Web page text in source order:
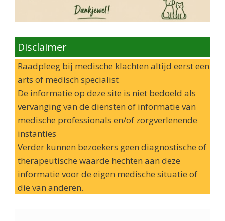
Disclaimer
Raadpleeg bij medische klachten altijd eerst een
arts of medisch specialist
De informatie op deze site is niet bedoeld als
vervanging van de diensten of informatie van
medische professionals en/of zorgverlenende
instanties
Verder kunnen bezoekers geen diagnostische of
therapeutische waarde hechten aan deze
informatie voor de eigen medische situatie of
die van anderen.